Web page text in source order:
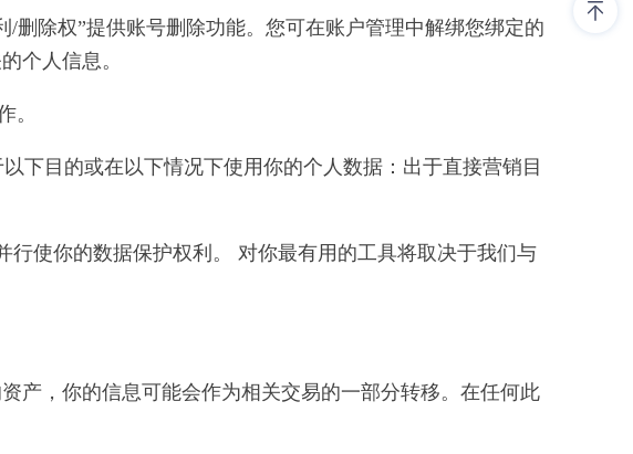
删除权”提供账号删除功能。您可在账户管理中解绑您绑定的
个人信息。
。
下目的或在以下情况下使用你的个人数据：出于直接营销目
使你的数据保护权利。 对你最有用的工具将取决于我们与
产，你的信息可能会作为相关交易的一部分转移。在任何此